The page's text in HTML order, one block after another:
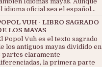
idioma oficial sea el español...
VUH - LIBRO SAGRADO
LOS MAYAS
Popol Vuh es el texto sagrado
los antiguos mayas dividido en
partes claramente
la primera parte